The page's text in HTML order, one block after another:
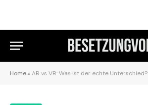
Home »AR vs VR: Was ist der echte Unterschied?